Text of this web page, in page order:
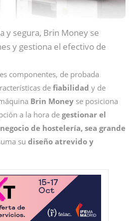
y segura, Brin Money se
y gestiona el efectivo de
componentes, de probada
defiabilidad y de
Brin Money se posiciona
a la hora de gestionar el
de hostelería, sea grande
su diseño atrevido y